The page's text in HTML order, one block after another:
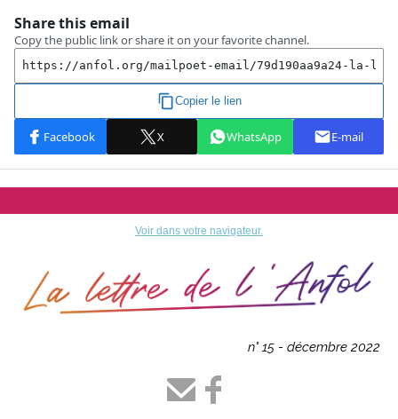
Voir dans votre navigateur.
n° 15 - décembre 2022